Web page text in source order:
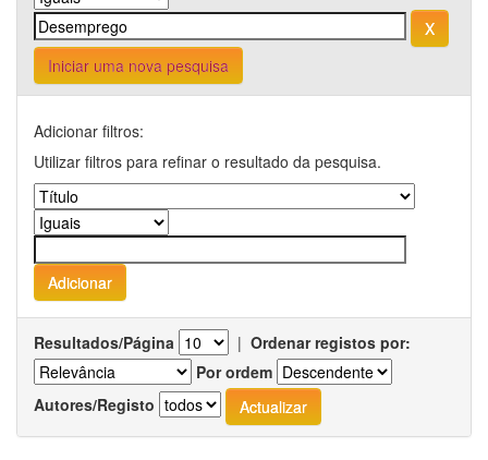
Iniciar uma nova pesquisa
Adicionar filtros:
Utilizar filtros para refinar o resultado da pesquisa.
Resultados/Página | Ordenar registos por:
Por ordem
Autores/Registo